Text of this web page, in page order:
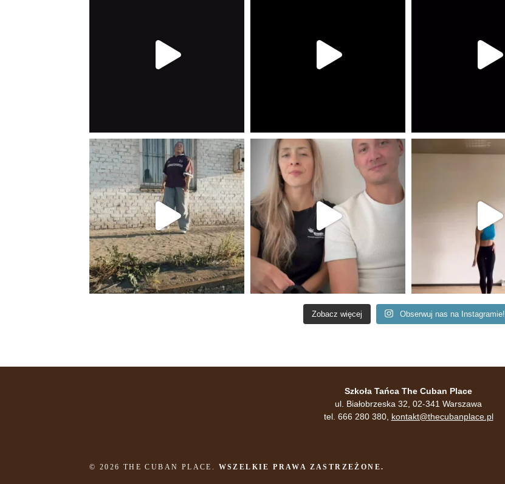
Zobacz więcej Obserwuj nas na Instagramie!
Szkoła Tańca The Cuban Place
ul. Białobrzeska 32, 02-341 Warszawa
tel. 666 280 380, kontakt@thecubanplace.pl
© 2026 THE CUBAN PLACE. WSZELKIE PRAWA ZASTRZEŻONE.